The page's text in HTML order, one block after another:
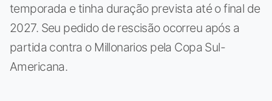
temporada e tinha duração prevista até o final de
2027. Seu pedido de rescisão ocorreu após a
partida contra o Millonarios pela Copa Sul-
Americana.